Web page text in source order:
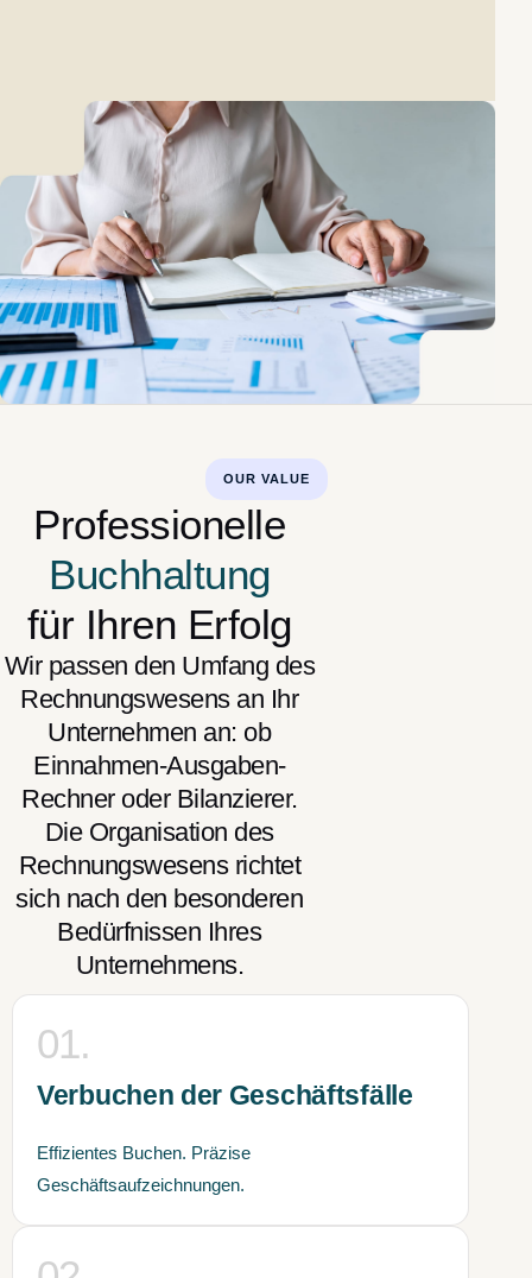
OUR VALUE
Professionelle
Buchhaltung
für Ihren Erfolg
Wir passen den Umfang des
Rechnungswesens an Ihr
Unternehmen an: ob
Einnahmen-Ausgaben-
Rechner oder Bilanzierer.
Die Organisation des
Rechnungswesens richtet
sich nach den besonderen
Bedürfnissen Ihres
Unternehmens.
01.
Verbuchen der Geschäftsfälle
Effizientes Buchen. Präzise
Geschäftsaufzeichnungen.